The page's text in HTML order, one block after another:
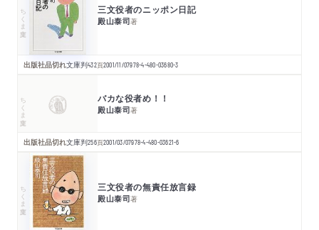
ちくま文庫 三文役者のニッポン日記
殿山泰司著
出版社品切れ文庫判432頁2001/11/07978-4-480-03680-3
ちくま文庫 バカな役者め！！
殿山泰司著
出版社品切れ文庫判256頁2001/03/07978-4-480-03621-6
ちくま文庫 三文役者の無責任放言録
殿山泰司著